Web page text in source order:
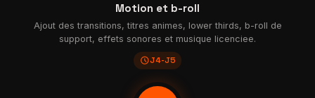
Motion et b-roll
Ajout des transitions, titres animes, lower thirds, b-roll de
support, effets sonores et musique licenciee.
scheduleJ4-J5